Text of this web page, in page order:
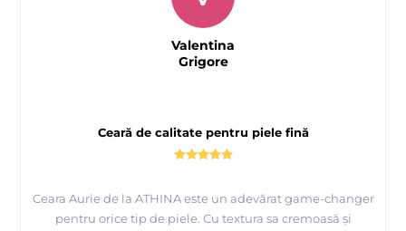
Ceară de calitate pentru piele fină
Ceara Aurie de la ATHINA este un adevărat game-changer
pentru orice tip de piele. Cu textura sa cremoasă și
Valentina
Grigore